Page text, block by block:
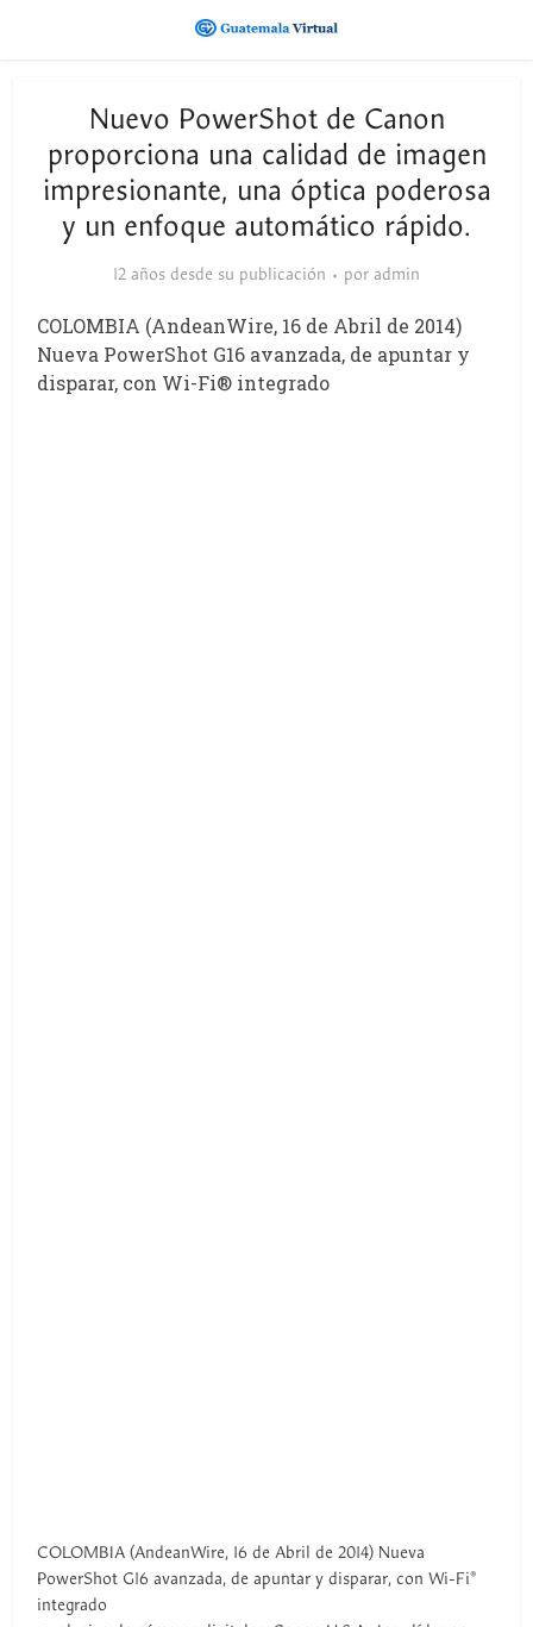
Nuevo PowerShot de Canon
proporciona una calidad de imagen
impresionante, una óptica poderosa
y un enfoque automático rápido.
12 años desde su publicación por admin
COLOMBIA (AndeanWire, 16 de Abril de 2014)
Nueva PowerShot G16 avanzada, de apuntar y
disparar, con Wi-Fi® integrado
COLOMBIA (AndeanWire, 16 de Abril de 2014) Nueva
PowerShot G16 avanzada, de apuntar y disparar, con Wi-Fi®
integrado